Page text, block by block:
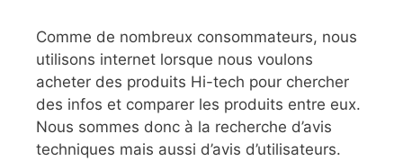
Comme de nombreux consommateurs, nous
utilisons internet lorsque nous voulons
acheter des produits Hi-tech pour chercher
des infos et comparer les produits entre eux.
Nous sommes donc à la recherche d’avis
techniques mais aussi d’avis d’utilisateurs.